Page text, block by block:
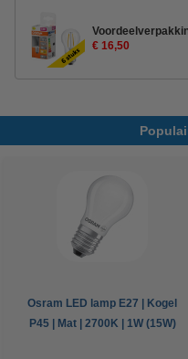
€ 16,50
Osram LED lamp E27 | Kogel
P45 | Mat | 2700K | 1W (15W)